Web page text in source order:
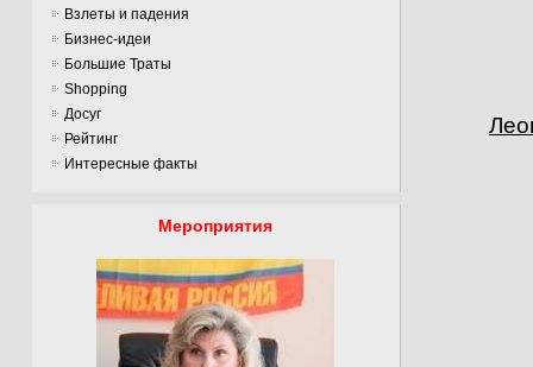
Взлеты и падения
Бизнес-идеи
Большие Траты
Shopping
Досуг
Рейтинг
Интересные факты
Мероприятия